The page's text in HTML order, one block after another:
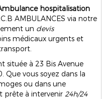
hospitalisation
AMBULANCES via notre
un devis
médicaux urgents et
située à 23 Bis Avenue
Que vous soyez dans la
ou dans une
prête à intervenir 24h/24